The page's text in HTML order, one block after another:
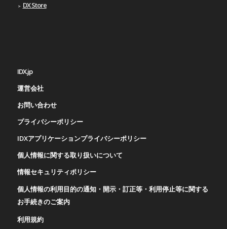
DX Store
IDX.jp
運営会社
お問い合わせ
プライバシーポリシー
IDXアプリケーションプライバシーポリシー
個人情報に関する取り扱いについて
情報セキュリティポリシー
個人情報の利用目的の通知・開示・訂正等・利用停止等に関する
お手続きのご案内
利用規約